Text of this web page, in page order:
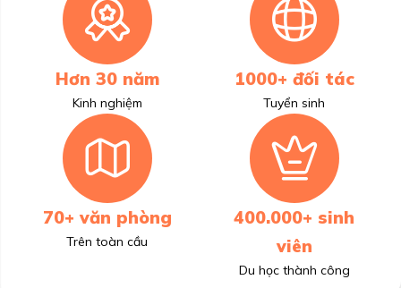
Hơn 30 năm
Kinh nghiệm
1000+ đối tác
Tuyển sinh
70+ văn phòng
Trên toàn cầu
400.000+ sinh
viên
Du học thành công